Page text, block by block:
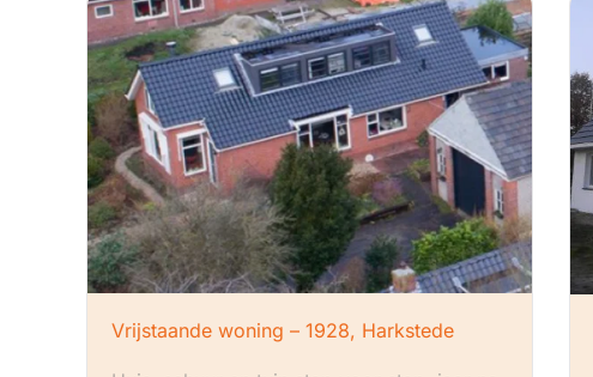
Vrijstaande woning – 1928, Harkstede